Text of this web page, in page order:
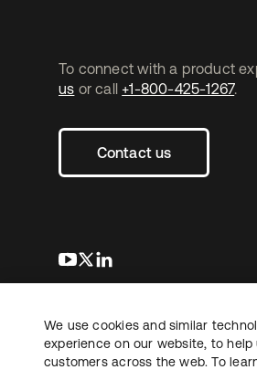
To connect with a product
us or call +1-800-425-1267.
Contact us
s’ouvre dans un nouvel
s’ouvre dans un nouvel
Copyright © 2026 Okta. Tous
réservés.
We use cookies and similar
experience on our website, to
customers across the web. To